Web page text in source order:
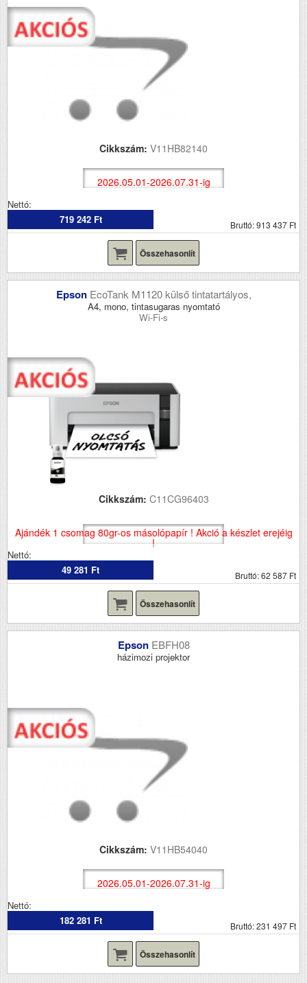
Cikkszám: V11HB82140
2026.05.01-2026.07.31-ig
Nettó:
719 242 Ft
Bruttó: 913 437 Ft
Összehasonlít
Epson EcoTank M1120 külső tintatartályos,
A4, mono, tintasugaras nyomtató
Wi-Fi-s
Cikkszám: C11CG96403
Ajándék 1 csomag 80gr-os másolópapír ! Akció a készlet erejéig
!
Nettó:
49 281 Ft
Bruttó: 62 587 Ft
Összehasonlít
Epson EBFH08
házimozi projektor
Cikkszám: V11HB54040
2026.05.01-2026.07.31-ig
Nettó:
182 281 Ft
Bruttó: 231 497 Ft
Összehasonlít